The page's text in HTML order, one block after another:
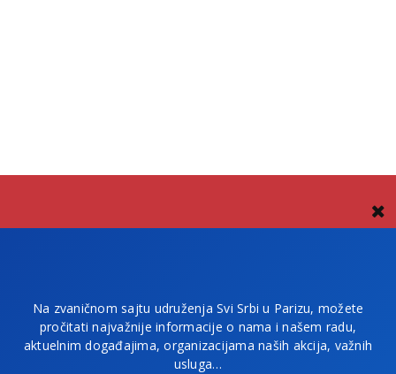
Na zvaničnom sajtu udruženja Svi Srbi u Parizu, možete
pročitati najvažnije informacije o nama i našem radu,
aktuelnim događajima, organizacijama naših akcija, važnih
usluga…